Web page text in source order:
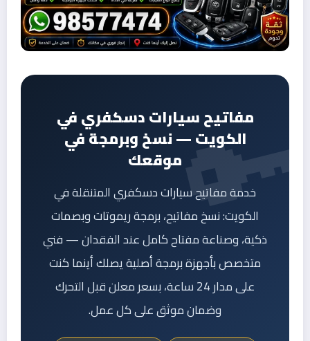
مفاتيح سيارات دسكفري في
الكويت — نسخ وبرمجة في
موقعك
خدمة مفاتيح سيارات دسكفري المتنقلة في
الكويت: نسخ مفاتيح، برمجة ريموتات وبصمات
ذكية، وصناعة مفتاح كامل عند الفقدان — فني
متخصص بأجهزة برمجة أصلية يصلك أينما كنت
على مدار 24 ساعة، بسعر معلن قبل التحرك
وضمان موثق على كل عمل.